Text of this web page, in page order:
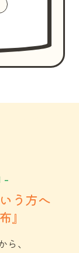
-
う方へ
』
、